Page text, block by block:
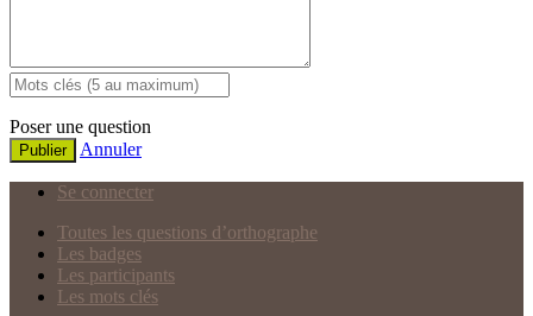
Poser une question
Publier Annuler
Se connecter
Toutes les questions d’orthographe
Les badges
Les participants
Les mots clés